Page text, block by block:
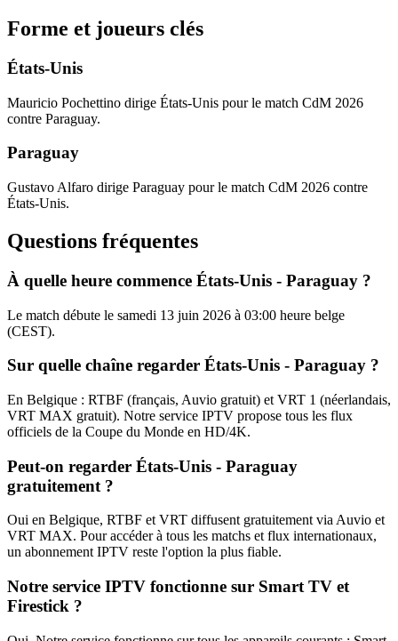
Forme et joueurs clés
États-Unis
Mauricio Pochettino dirige États-Unis pour le match CdM 2026
contre Paraguay.
Paraguay
Gustavo Alfaro dirige Paraguay pour le match CdM 2026 contre
États-Unis.
Questions fréquentes
À quelle heure commence États-Unis - Paraguay ?
Le match débute le samedi 13 juin 2026 à 03:00 heure belge
(CEST).
Sur quelle chaîne regarder États-Unis - Paraguay ?
En Belgique : RTBF (français, Auvio gratuit) et VRT 1 (néerlandais,
VRT MAX gratuit). Notre service IPTV propose tous les flux
officiels de la Coupe du Monde en HD/4K.
Peut-on regarder États-Unis - Paraguay
gratuitement ?
Oui en Belgique, RTBF et VRT diffusent gratuitement via Auvio et
VRT MAX. Pour accéder à tous les matchs et flux internationaux,
un abonnement IPTV reste l'option la plus fiable.
Notre service IPTV fonctionne sur Smart TV et
Firestick ?